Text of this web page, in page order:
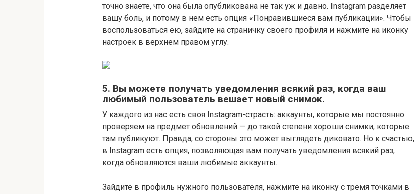
точно знаете, что она была опубликована не так уж и давно. Instagram разделяет
вашу боль, и потому в нем есть опция «Понравившиеся вам публикации». Чтобы
воспользоваться ею, зайдите на страничку своего профиля и нажмите на иконку
настроек в верхнем правом углу.
5. Вы можете получать уведомления всякий раз, когда ваш
любимый пользователь вешает новый снимок.
У каждого из нас есть своя Instagram-страсть: аккаунты, которые мы постоянно
проверяем на предмет обновлений — до такой степени хороши снимки, которые
там публикуют. Правда, со стороны это может выглядеть диковато. Но к счастью,
в Instagram есть опция, позволяющая вам получать уведомления всякий раз,
когда обновляются ваши любимые аккаунты.
Зайдите в профиль нужного пользователя, нажмите на иконку с тремя точками в